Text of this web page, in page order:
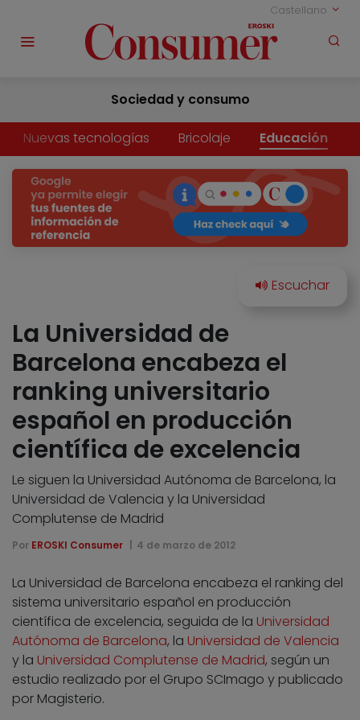
Castellano
Sociedad y consumo
Nuevas tecnologías Bricolaje Educación
La Universidad de
Barcelona encabeza el
ranking universitario
español en producción
científica de excelencia
Le siguen la Universidad Autónoma de Barcelona, la
Universidad de Valencia y la Universidad
Complutense de Madrid
Por EROSKI Consumer 4 de marzo de 2012
La Universidad de Barcelona encabeza el ranking del
sistema universitario español en producción
científica de excelencia, seguida de la Universidad
Autónoma de Barcelona, la Universidad de Valencia
y la Universidad Complutense de Madrid, según un
estudio realizado por el Grupo SCImago y publicado
por Magisterio.